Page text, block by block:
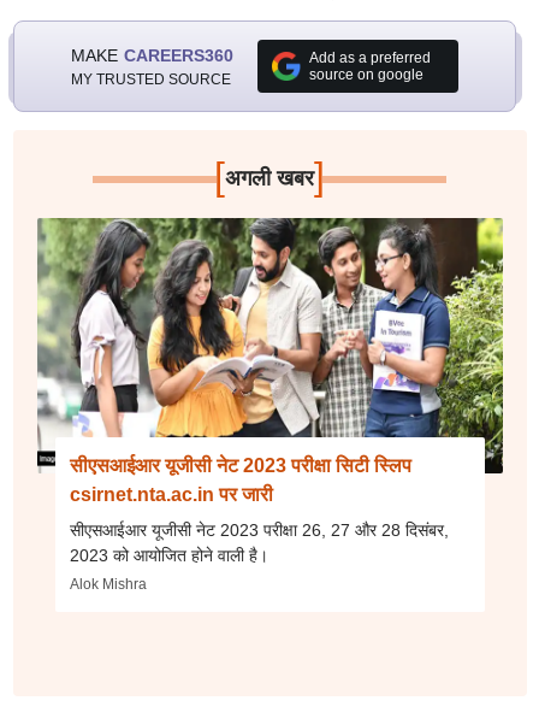
MAKE CAREERS360
MY TRUSTED SOURCE
Add as a preferred
source on google
[अगली खबर]
सीएसआईआर यूजीसी नेट 2023 परीक्षा सिटी स्लिप
csirnet.nta.ac.in पर जारी
सीएसआईआर यूजीसी नेट 2023 परीक्षा 26, 27 और 28 दिसंबर,
2023 को आयोजित होने वाली है।
Alok Mishra